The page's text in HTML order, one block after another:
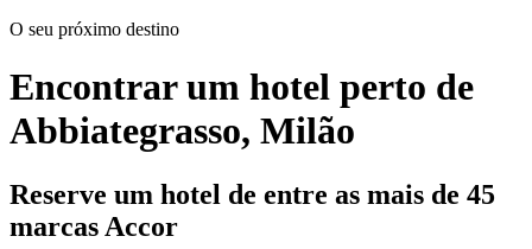
O seu próximo destino
Encontrar um hotel perto de
Abbiategrasso, Milão
Reserve um hotel de entre as mais de 45
marcas Accor